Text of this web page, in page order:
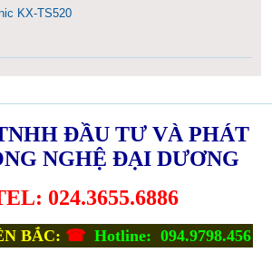
KX-TS520
ĐẦU TƯ VÀ PHÁT
NGHỆ ĐẠI DƯƠNG
024.3655.6886
BẮC: ☎ Hotline: 094.9798.456